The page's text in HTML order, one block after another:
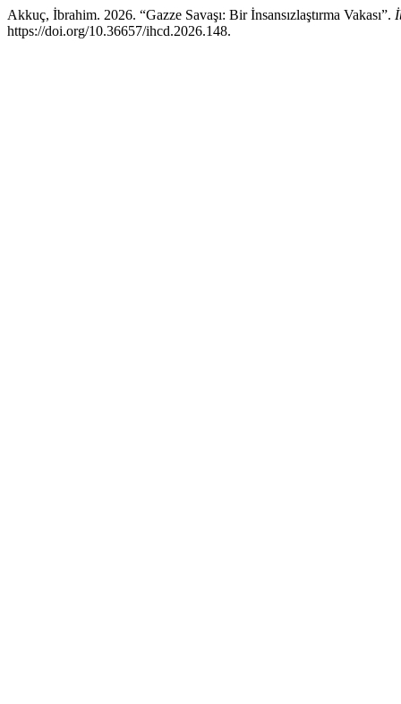
Akkuç, İbrahim. 2026. “Gazze Savaşı: Bir İnsansızlaştırma Vakası”.
https://doi.org/10.36657/ihcd.2026.148.